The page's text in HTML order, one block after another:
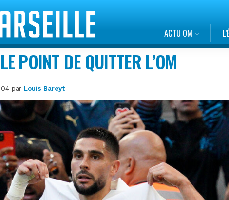
ACTU OM
POINT DE QUITTER L’OM
par Louis Bareyt